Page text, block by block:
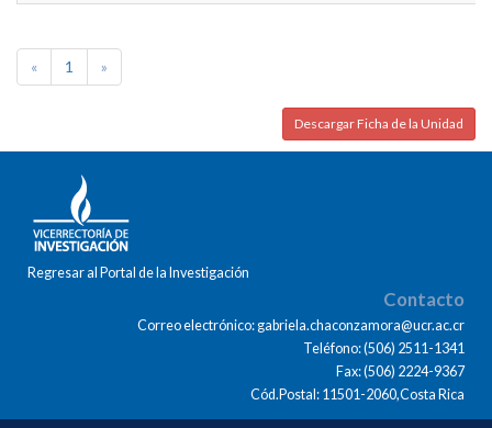
« 1 »
Descargar Ficha de la Unidad
Regresar al Portal de la Investigación
Contacto
Correo electrónico: gabriela.chaconzamora@ucr.ac.cr
Teléfono: (506) 2511-1341
Fax: (506) 2224-9367
Cód.Postal: 11501-2060,Costa Rica